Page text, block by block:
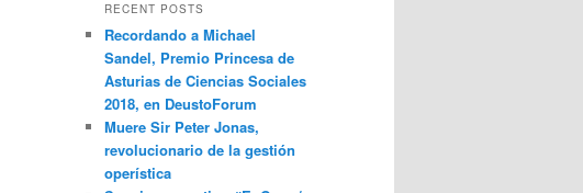
RECENT POSTS
Recordando a Michael
Sandel, Premio Princesa de
Asturias de Ciencias Sociales
2018, en DeustoForum
Muere Sir Peter Jonas,
revolucionario de la gestión
operística